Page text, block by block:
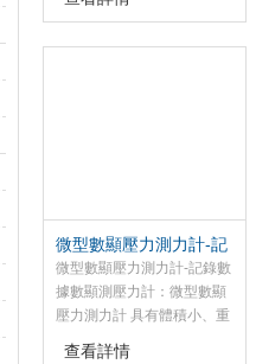
力兩種，數顯式拉壓力計帶
以連電腦。
微型數顯壓力測力計-記
錄數據數顯測壓力計
微型數顯壓力測力計-記錄數
據數顯測壓力計：微型數顯
壓力測力計 具有體積小、重
量輕、易攜帶、多功能、高
查看詳情